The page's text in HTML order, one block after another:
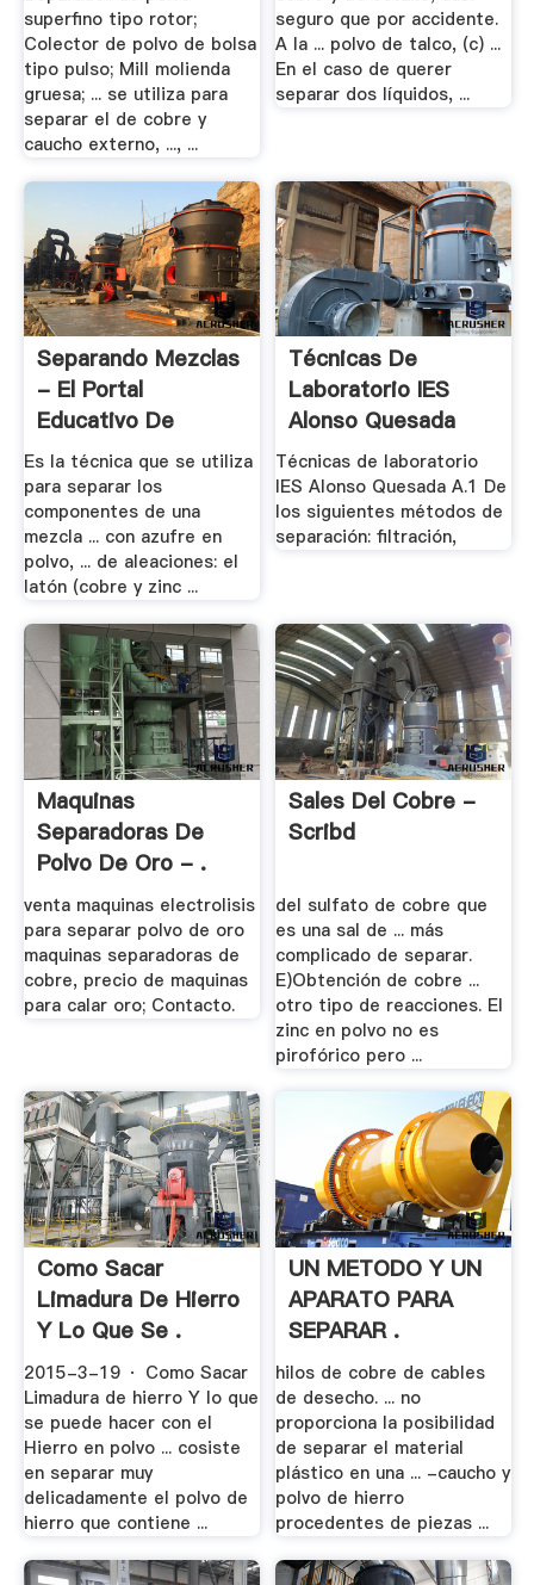
superfino tipo rotor;
Colector de polvo de bolsa
tipo pulso; Mill molienda
gruesa; ... se utiliza para
separar el de cobre y
caucho externo, ..., ...
seguro que por accidente.
A la ... polvo de talco, (c) ...
En el caso de querer
separar dos líquidos, ...
Separando Mezclas
- El Portal
Educativo De
América
Es la técnica que se utiliza
para separar los
componentes de una
mezcla ... con azufre en
polvo, ... de aleaciones: el
latón (cobre y zinc ...
Técnicas De
Laboratorio IES
Alonso Quesada
Técnicas de laboratorio
IES Alonso Quesada A.1 De
los siguientes métodos de
separación: filtración,
Maquinas
Separadoras De
Polvo De Oro - .
venta maquinas electrolisis
para separar polvo de oro
maquinas separadoras de
cobre, precio de maquinas
para calar oro; Contacto.
Sales Del Cobre -
Scribd
del sulfato de cobre que
es una sal de ... más
complicado de separar.
E)Obtención de cobre ...
otro tipo de reacciones. El
zinc en polvo no es
pirofórico pero ...
Como Sacar
Limadura De Hierro
Y Lo Que Se .
2015-3-19 · Como Sacar
Limadura de hierro Y lo que
se puede hacer con el
Hierro en polvo ... cosiste
en separar muy
delicadamente el polvo de
hierro que contiene ...
UN METODO Y UN
APARATO PARA
SEPARAR .
hilos de cobre de cables
de desecho. ... no
proporciona la posibilidad
de separar el material
plástico en una ... -caucho y
polvo de hierro
procedentes de piezas ...